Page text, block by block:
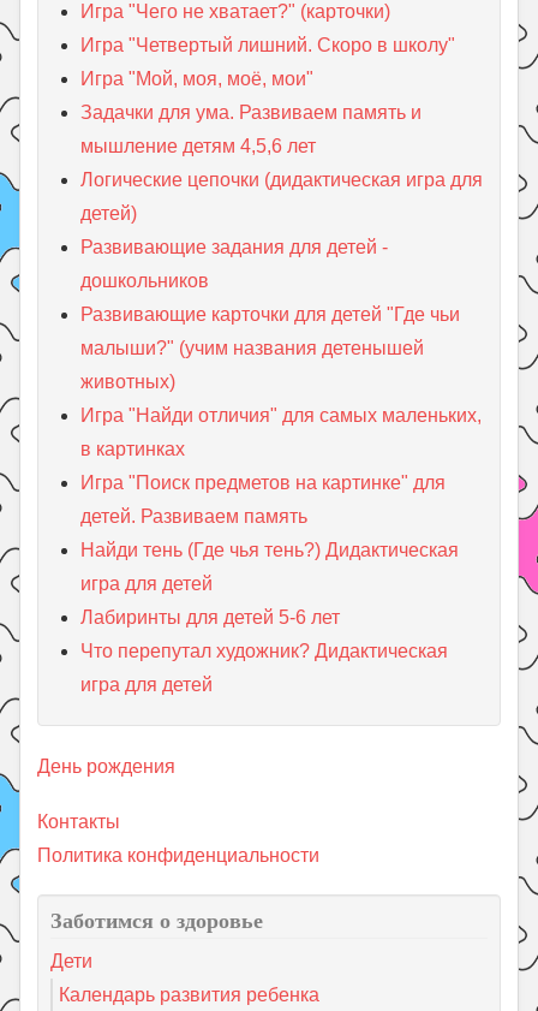
Игра "Чего не хватает?" (карточки)
Игра "Четвертый лишний. Скоро в школу"
Игра "Мой, моя, моё, мои"
Задачки для ума. Развиваем память и
мышление детям 4,5,6 лет
Логические цепочки (дидактическая игра для
детей)
Развивающие задания для детей -
дошкольников
Развивающие карточки для детей "Где чьи
малыши?" (учим названия детенышей
животных)
Игра "Найди отличия" для самых маленьких,
в картинках
Игра "Поиск предметов на картинке" для
детей. Развиваем память
Найди тень (Где чья тень?) Дидактическая
игра для детей
Лабиринты для детей 5-6 лет
Что перепутал художник? Дидактическая
игра для детей
День рождения
Контакты
Политика конфиденциальности
Заботимся о здоровье
Дети
Календарь развития ребенка